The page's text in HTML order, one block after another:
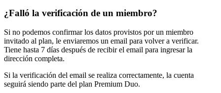
¿Falló la verificación de un miembro?
Si no podemos confirmar los datos provistos por un miembro
invitado al plan, le enviaremos un email para volver a verificar.
Tiene hasta 7 días después de recibir el email para ingresar la
dirección completa.
Si la verificación del email se realiza correctamente, la cuenta
seguirá siendo parte del plan Premium Duo.